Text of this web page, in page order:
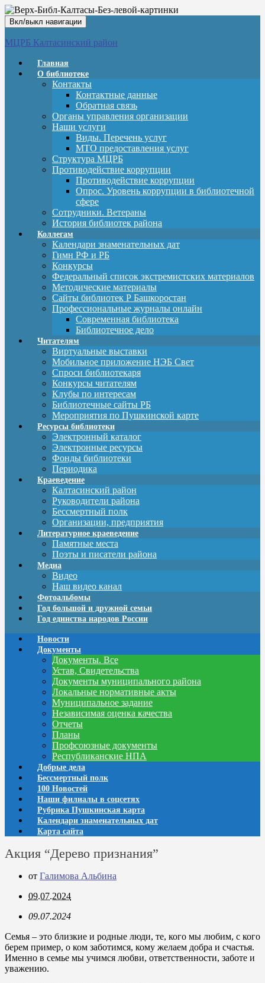
Вкл/выкл навигации
МЦРБ Калтасинский район
Главная
О библиотеке
Контакты
Контактные данные
Обратная связь
Органы управления организации
Наши услуги
Виды. Перечень услуг
МТО предоставления услуг
Структура МЦРБ
Противодействие коррупции
Противодействие коррупции
Опрос. Уровень коррупции в библиотечной
сфере
Сотрудники. Ветераны
История библиотек района
Коллегам
Календари знаменательных дат
Гимн РФ и РБ
Конкурсы
Федеральный список экстремистских материалов
Методические материалы
Сайты библиотек Р Башкоростан
Профессиональные журналы онлайн
Современная библиотека
Библиотечное дело
Читателям
Виртуальные выставки
Мобильное приложение НЭБ Свет
Спроси библиотекаря
Конкурсы читателям
Клубы по интересам
Библиотечные сайты РБ
Мероприятия по Пушкинской карте
Ресурсы библиотеки
Электронный каталог
Электронные ресурсы
Фонды библиотеки
Периодика
Краеведение
Калтасинский район
Руководители района
Бессмертный полк
Организации, предприятия
Литературное краеведение
Памятные места
Поэты и писатели района
Медиа
Видео
Наш видео канал
Фотоальбомы
Год большой и дружной семьи
Год единства народов России
Новости
Документы
Документы. Все
Устав, Свидетельства
Документы муниципального района
Локальные нормативные акты
Муниципальное задание
Независимая оценка качества
Отчеты
Планы
Профсоюзные документы
Республиканские НПА
Добрые дела
Бессмертный полк
100 Новостей
Наши филиалы в соцсетях
Рубрика Пушкинская карта
Календари знаменательных дат
Карта сайта
Акция “Дерево признания”
от Галимова Альбина
09.07.2024
09.07.2024
Семья – это близкие и родные люди, те, кого мы любим, с кого
берем пример, о ком заботимся, кому желаем добра и счастья.
Именно в семье мы учимся любви, ответственности, заботе и
уважению.